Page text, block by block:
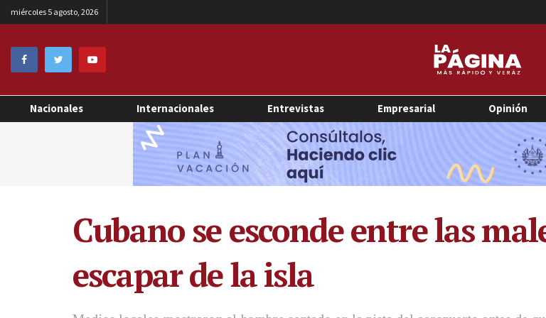
miércoles 5 agosto, 2026
Nacionales Internacionales Entrevistas Empresarial Opinión
Cubano se esconde entre las
escapar de la isla